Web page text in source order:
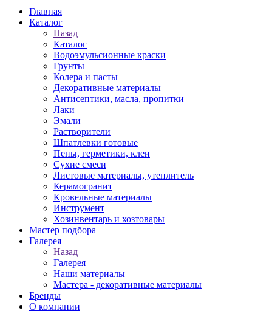
Главная
Каталог
Назад
Каталог
Водоэмульсионные краски
Грунты
Колера и пасты
Декоративные материалы
Антисептики, масла, пропитки
Лаки
Эмали
Растворители
Шпатлевки готовые
Пены, герметики, клеи
Сухие смеси
Листовые материалы, утеплитель
Керамогранит
Кровельные материалы
Инструмент
Хозинвентарь и хозтовары
Мастер подбора
Галерея
Назад
Галерея
Наши материалы
Мастера - декоративные материалы
Бренды
О компании